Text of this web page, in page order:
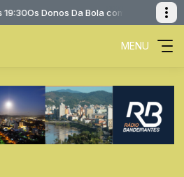
Os Donos Da Bola com Rádio
MENU